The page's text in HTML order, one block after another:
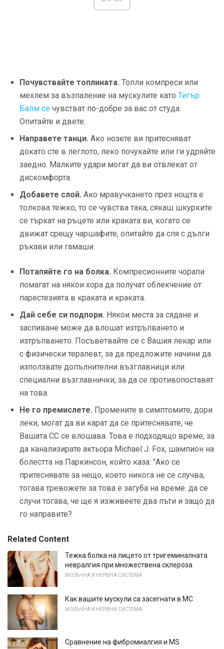
Почувствайте топлината. Топли компреси или
мехлем за възпаление на мускулите като Тигър
Балм се чувстват по-добре за вас от студа.
Опитайте и двете.
Направете танци. Ако нозете ви притесняват
докато сте в леглото, леко почукайте или ги удряйте
заедно. Малките удари могат да ви отвлекат от
дискомфорта.
Добавете слой. Ако мравучкането през нощта е
толкова тежко, то се чувства така, сякаш шкурките
се търкат на ръцете или краката ви, когато се
движат срещу чаршафите, опитайте да спя с дълги
ръкави или гамаши.
Потапяйте го на болка. Компресионните чорапи
помагат на някои хора да получат облекчение от
парестезията в краката и краката.
Дай себе си подпори. Някои места за сядане и
заспиване може да влошат изтръпването и
изтръпването. Посъветвайте се с Вашия лекар или
с физически терапевт, за да предложите начини да
използвате допълнителни възглавници или
специални възглавнички, за да се противопоставят
на това.
Не го премислете. Промените в симптомите, дори
леки, могат да ви карат да се притеснявате, че
Вашата СС се влошава. Това е подходящо време, за
да канализирате актьора Michael J. Fox, шампион на
болестта на Паркинсон, който каза: "Ако се
притеснявате за нещо, което никога не се случва,
тогава тревожете за това е загуба на време. да се
случи тогава, че ще я изживеете два пъти и защо да
го направите?
Related Content
Тежка болка на лицето от тригеминалната
невралгия при множествена склероза
МОЗЪЧНА И НЕРВНА СИСТЕМА
Как вашите мускули са засегнати в МС
МОЗЪЧНА И НЕРВНА СИСТЕМА
Сравнение на фибромиалгия и MS